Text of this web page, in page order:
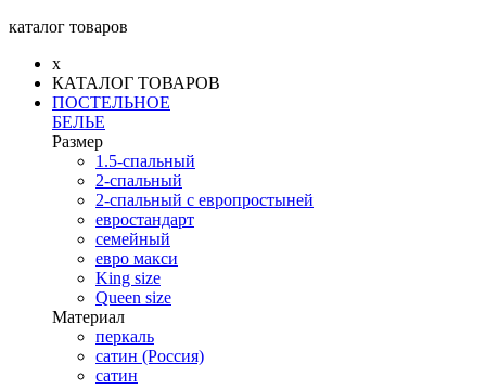
каталог товаров
x
КАТАЛОГ ТОВАРОВ
ПОСТЕЛЬНОЕ
БЕЛЬЕ
Размер
1.5-спальный
2-спальный
2-спальный с европростыней
евростандарт
семейный
евро макси
King size
Queen size
Материал
перкаль
сатин (Россия)
сатин